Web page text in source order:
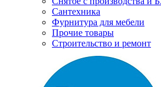
Сантехника
Фурнитура для мебели
Прочие товары
Строительство и ремонт